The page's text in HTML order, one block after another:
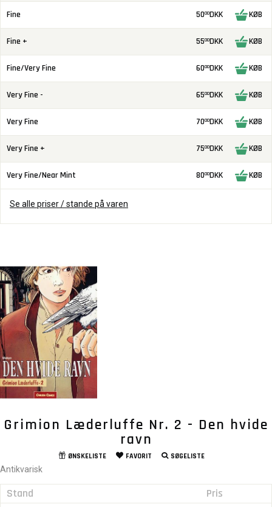
Fine 5000DKK KØB
Fine + 5500DKK KØB
Fine/Very Fine 6000DKK KØB
Very Fine - 6500DKK KØB
Very Fine 7000DKK KØB
Very Fine + 7500DKK KØB
Very Fine/Near Mint 8000DKK KØB
Se alle priser / stande på varen
Grimion Læderluffe Nr. 2 - Den hvide
ravn
ØNSKELISTE FAVORIT SØGELISTE
Antikvarisk
Stand Pris